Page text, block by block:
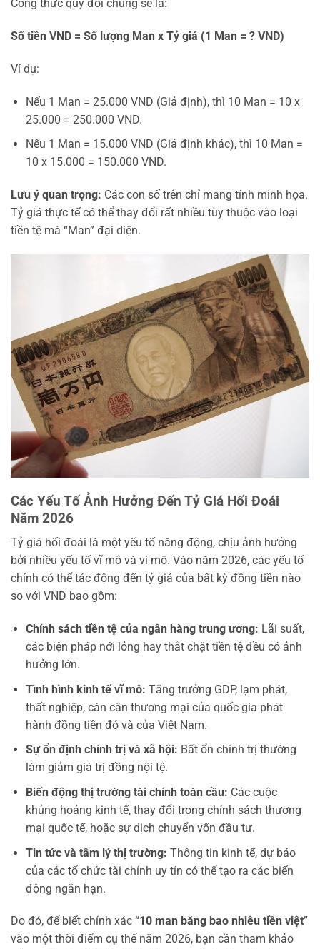
Công thức quy đổi chung sẽ là:
Số tiền VND = Số lượng Man x Tỷ giá (1 Man = ? VND)
Ví dụ:
Nếu 1 Man = 25.000 VND (Giả định), thì 10 Man = 10 x
25.000 = 250.000 VND.
Nếu 1 Man = 15.000 VND (Giả định khác), thì 10 Man =
10 x 15.000 = 150.000 VND.
Lưu ý quan trọng: Các con số trên chỉ mang tính minh họa.
Tỷ giá thực tế có thể thay đổi rất nhiều tùy thuộc vào loại
tiền tệ mà “Man” đại diện.
Các Yếu Tố Ảnh Hưởng Đến Tỷ Giá Hối Đoái
Năm 2026
Tỷ giá hối đoái là một yếu tố năng động, chịu ảnh hưởng
bởi nhiều yếu tố vĩ mô và vi mô. Vào năm 2026, các yếu tố
chính có thể tác động đến tỷ giá của bất kỳ đồng tiền nào
so với VND bao gồm:
Chính sách tiền tệ của ngân hàng trung ương: Lãi suất,
các biện pháp nới lỏng hay thắt chặt tiền tệ đều có ảnh
hưởng lớn.
Tình hình kinh tế vĩ mô: Tăng trưởng GDP, lạm phát,
thất nghiệp, cán cân thương mại của quốc gia phát
hành đồng tiền đó và của Việt Nam.
Sự ổn định chính trị và xã hội: Bất ổn chính trị thường
làm giảm giá trị đồng nội tệ.
Biến động thị trường tài chính toàn cầu: Các cuộc
khủng hoảng kinh tế, thay đổi trong chính sách thương
mại quốc tế, hoặc sự dịch chuyển vốn đầu tư.
Tin tức và tâm lý thị trường: Thông tin kinh tế, dự báo
của các tổ chức tài chính uy tín có thể tạo ra các biến
động ngắn hạn.
Do đó, để biết chính xác “10 man bằng bao nhiêu tiền việt”
vào một thời điểm cụ thể năm 2026, bạn cần tham khảo